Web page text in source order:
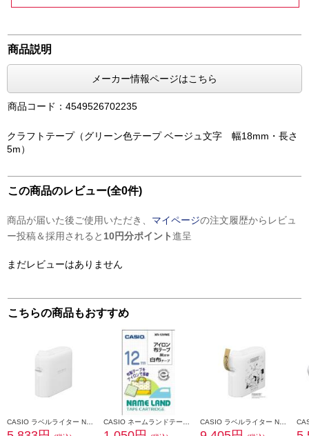
商品説明
メーカー情報ページはこちら
商品コード：4549526702235
クラフトテープ（グリーン色テープ ベージュ文字 幅18mm・長さ
5m）
この商品のレビュー(全0件)
商品が届いた後ご使用いただき、 マイページの注文履歴からレビュ
ー投稿＆採用されると 10円分ポイント進呈
まだレビューはありません
こちらの商品もおすすめ